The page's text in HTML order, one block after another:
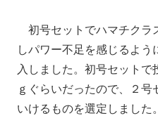
初号セットでハマチクラ
しパワー不足を感じるよ
入しました。初号セットで
ｇぐらいだったので、２
いけるものを選定しました。